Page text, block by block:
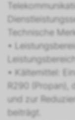
Technische
•
• Kältemittel:
R290 (Propan),
und zur
beiträgt.